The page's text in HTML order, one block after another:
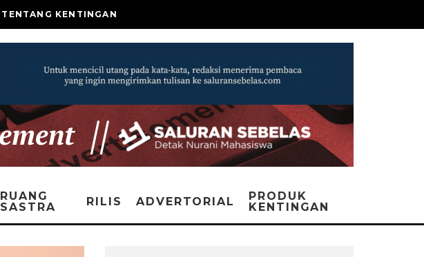
TENTANG KENTINGAN
RUANG
SASTRA
RILIS ADVERTORIAL
PRODUK
KENTINGAN